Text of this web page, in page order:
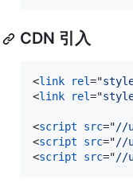
CDN 引入
<link rel="
<link rel="
<script src="//
<script src="//
<script src="//